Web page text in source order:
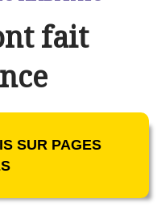
fait
SUR PAGES